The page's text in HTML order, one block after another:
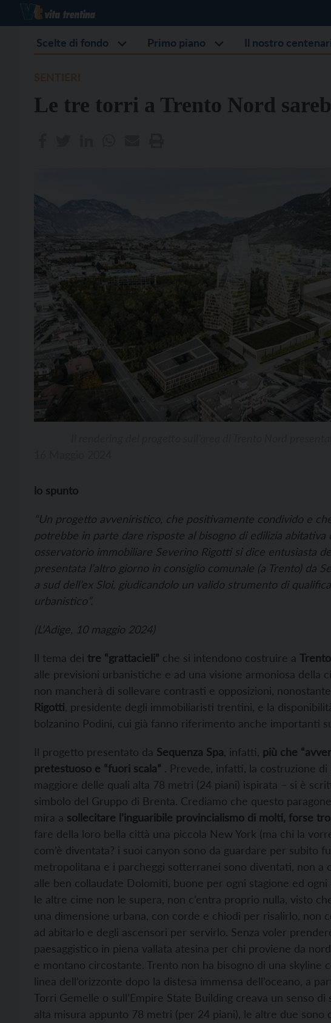
Scelte di fondo Primo piano Il nostro
Le tre torri a Trento Nord
lo spunto
“Un progetto avveniristico, che positivamente condivido e
potrebbe in parte dare risposte al bisogno di edilizia abitativa
osservatorio immobiliare Severino Rigotti si dice entusiasta
presentata l’altro giorno in consiglio comunale (a Trento) da
a sud dell’ex Sloi, giudicandolo un valido strumento di
urbanistico”.
(L’Adige, 10 maggio 2024)
Il tema dei tre “grattacieli” che si intendono costruire a
alle previsioni urbanistiche e ad una visione armoniosa della
non mancherà di sollevare contrasti e opposizioni,
Rigotti , presidente degli immobiliaristi trentini, e la
bolzanino Podini, cui già fanno riferimento anche importanti
Il progetto presentato da Sequenza Spa , infatti, più che
pretestuoso e “fuori scala” . Prevede, infatti, la costruzione
maggiore delle quali alta 78 metri (24 piani) ispirata – si è
simbolo del Gruppo di Brenta. Crediamo che questo
mira a sollecitare l’inguaribile provincialismo di molti, forse
fare della loro bella città una piccola New York (ma chi la
com’è diventata? i suoi canyon sono da guardare per subito
metropolitana e i parcheggi sotterranei sono diventati, non a
alle ben collaudate Dolomiti, buone per ogni stagione ed ogni
le altre cime non le supera, non c’entra proprio nulla, visto
una dimensione urbana, con corde e chiodi per risalirlo, non
ad abitarlo e degli ascensori per servirlo. Senza voler
paesaggistico in piena vallata atesina per chi proviene da
e montano circostante. Trento non ha bisogno di una skyline
linea dell’orizzonte dopo la distesa immensa dell’oceano, a
Torri Gemelle o sull’Empire State Building creava un senso
alta misura appunto 78 metri (per 24 piani), le altre due sono